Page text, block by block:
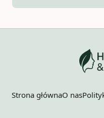
Strona głównaO nas